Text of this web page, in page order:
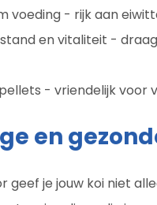
voeding - rijk aan
en vitaliteit -
- vriendelijk voor
en
geef je jouw koi niet